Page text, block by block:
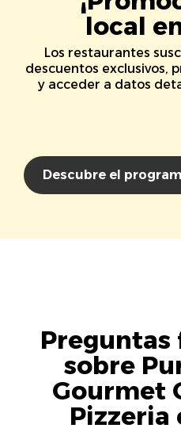
local
Los restaurantes
descuentos exclusivos,
y acceder a datos
Descubre el
Preguntas
sobre
Gourmet
Pizzeria